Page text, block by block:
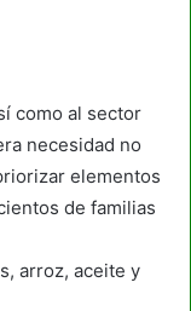
como al sector
necesidad no
elementos
de familias
arroz, aceite y